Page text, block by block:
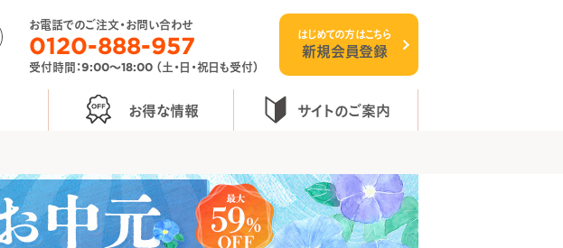
お電話でのご注文・お問い合わせ
0120-888-957
受付時間：9:00〜18:00 （土・日・祝日も受付）
はじめての方はこちら
新規会員登録
お得な情報 サイトのご案内